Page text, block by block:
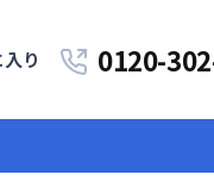
り 0120-